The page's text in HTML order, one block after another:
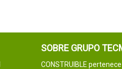
SOBRE GRUPO
CONSTRUIBLE